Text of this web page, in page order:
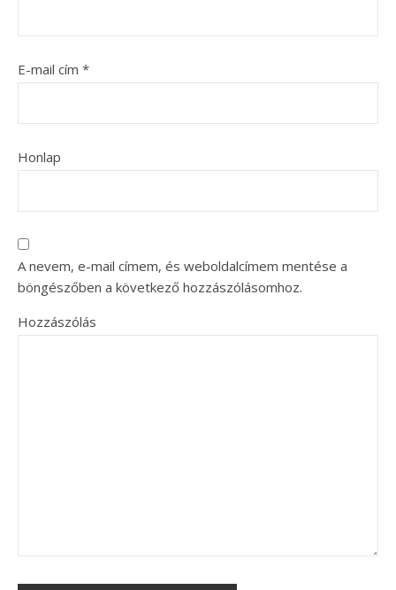
E-mail cím *
Honlap
A nevem, e-mail címem, és weboldalcímem mentése a
böngészőben a következő hozzászólásomhoz.
Hozzászólás